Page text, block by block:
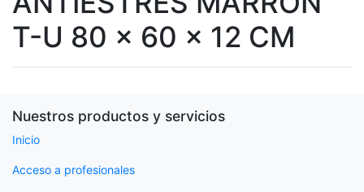
T-U 80 x 60 x 12 CM
Nuestros productos y servicios
Inicio
Acceso a profesionales